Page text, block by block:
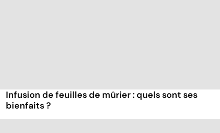
Infusion de feuilles de mûrier : quels sont ses
bienfaits ?